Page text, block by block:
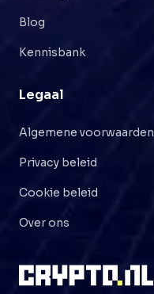
Blog
Kennisbank
Legaal
Algemene voorwaarden
Privacy beleid
Cookie beleid
Over ons